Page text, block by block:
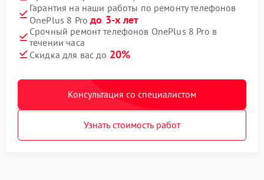
Гарантия на наши работы по ремонту телефонов
OnePlus 8 Proдо 3-х лет
Срочный ремонт телефонов OnePlus 8 Pro в
течении часа
Скидка для вас до 20%
Консультация со специалистом
Узнать стоимость работ